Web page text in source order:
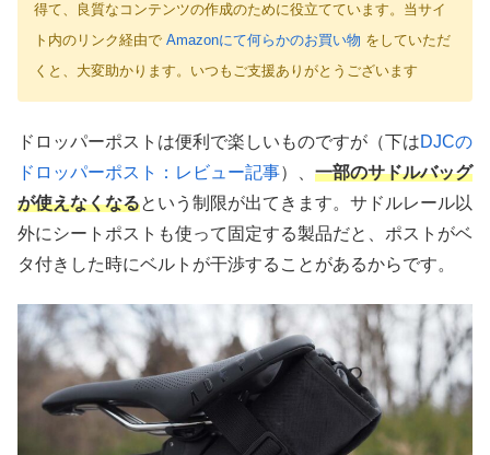
得て、良質なコンテンツの作成のために役立てています。当サイ
ト内のリンク経由で Amazonにて何らかのお買い物 をしていただ
くと、大変助かります。いつもご支援ありがとうございます
ドロッパーポストは便利で楽しいものですが（下はDJCの
ドロッパーポスト：レビュー記事）、 一部のサドルバッグ
が使えなくなるという制限が出てきます。サドルレール以
外にシートポストも使って固定する製品だと、ポストがベ
タ付きした時にベルトが干渉することがあるからです。